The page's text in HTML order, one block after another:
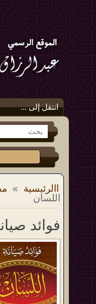
انتقل إلى ...
االرئيسية »
اللسان
فوائد